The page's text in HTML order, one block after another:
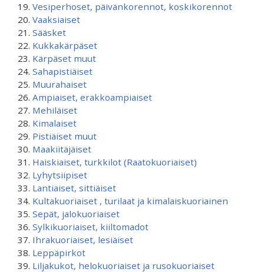
Vesiperhoset, päivänkorennot, koskikorennot
Vaaksiaiset
Sääsket
Kukkakärpäset
Kärpäset muut
Sahapistiäiset
Muurahaiset
Ampiaiset, erakkoampiaiset
Mehiläiset
Kimalaiset
Pistiäiset muut
Maakiitäjäiset
Haiskiaiset, turkkilot (Raatokuoriaiset)
Lyhytsiipiset
Lantiaiset, sittiäiset
Kultakuoriaiset , turilaat ja kimalaiskuoriainen
Sepät, jalokuoriaiset
Sylkikuoriaiset, kiiltomadot
Ihrakuoriaiset, lesiäiset
Leppäpirkot
Liljakukot, helokuoriaiset ja rusokuoriaiset